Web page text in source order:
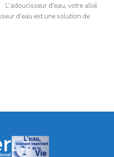
L'adoucisseur d'eau, votre allié
d'eau est une solution de